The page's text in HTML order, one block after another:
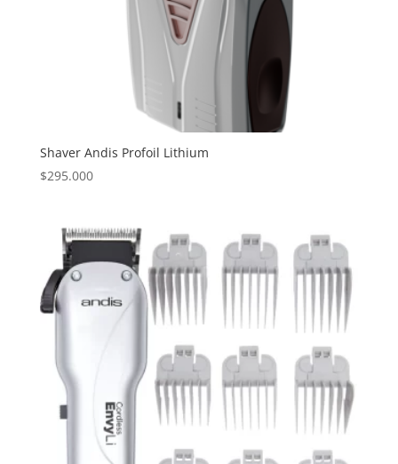
Shaver Andis Profoil Lithium
$295.000